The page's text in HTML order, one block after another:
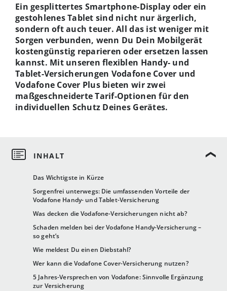
Das Wichtigste in Kürze
Sorgenfrei unterwegs: Die umfassenden Vorteile der
Vodafone Handy- und Tablet-Versicherung
Was decken die Vodafone-Versicherungen nicht ab?
Schaden melden bei der Vodafone Handy-Versicherung –
so geht’s
Wie meldest Du einen Diebstahl?
Wer kann die Vodafone Cover-Versicherung nutzen?
5 Jahres-Versprechen von Vodafone: Sinnvolle Ergänzung
zur Versicherung
Ein gesplittertes Smartphone-Display oder ein
gestohlenes Tablet sind nicht nur ärgerlich,
sondern oft auch teuer. All das ist weniger mit
Sorgen verbunden, wenn Du Dein Mobilgerät
kostengünstig reparieren oder ersetzen lassen
kannst. Mit unseren flexiblen Handy- und
Tablet-Versicherungen Vodafone Cover und
Vodafone Cover Plus bieten wir zwei
maßgeschneiderte Tarif-Optionen für den
individuellen Schutz Deines Gerätes.